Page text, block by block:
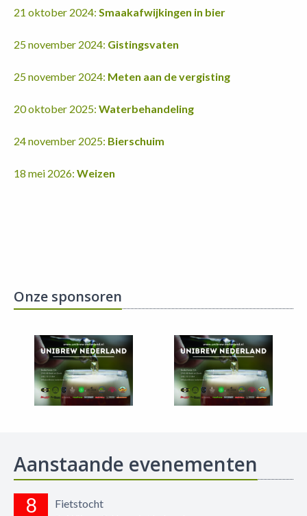
21 oktober 2024: Smaakafwijkingen in bier
25 november 2024: Gistingsvaten
25 november 2024: Meten aan de vergisting
20 oktober 2025: Waterbehandeling
24 november 2025: Bierschuim
18 mei 2026: Weizen
Onze sponsoren
Aanstaande evenementen
8 Fietstocht